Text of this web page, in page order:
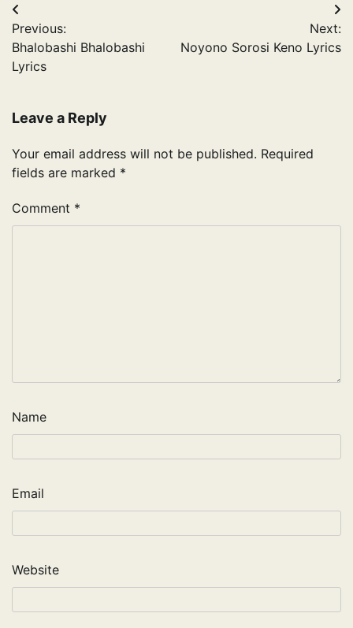
Post
navigation
Previous:
Bhalobashi Bhalobashi
Lyrics
Next:
Noyono Sorosi Keno Lyrics
Leave a Reply
Your email address will not be published. Required
fields are marked *
Comment *
Name
Email
Website